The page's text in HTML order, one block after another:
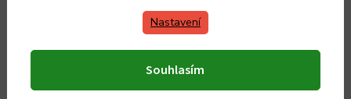
Nastavení
Souhlasím